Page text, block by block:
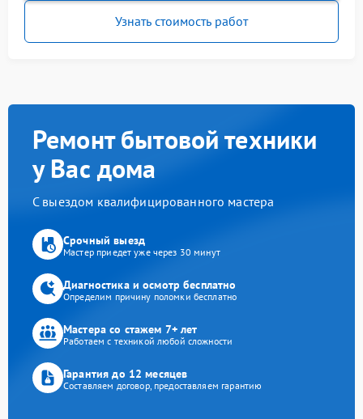
Узнать стоимость работ
Ремонт бытовой техники
у Вас дома
С выездом квалифицированного мастера
Срочный выезд
Мастер приедет уже через 30 минут
Диагностика и осмотр бесплатно
Определим причину поломки бесплатно
Мастера со стажем 7+ лет
Работаем с техникой любой сложности
Гарантия до 12 месяцев
Составляем договор, предоставляем гарантию